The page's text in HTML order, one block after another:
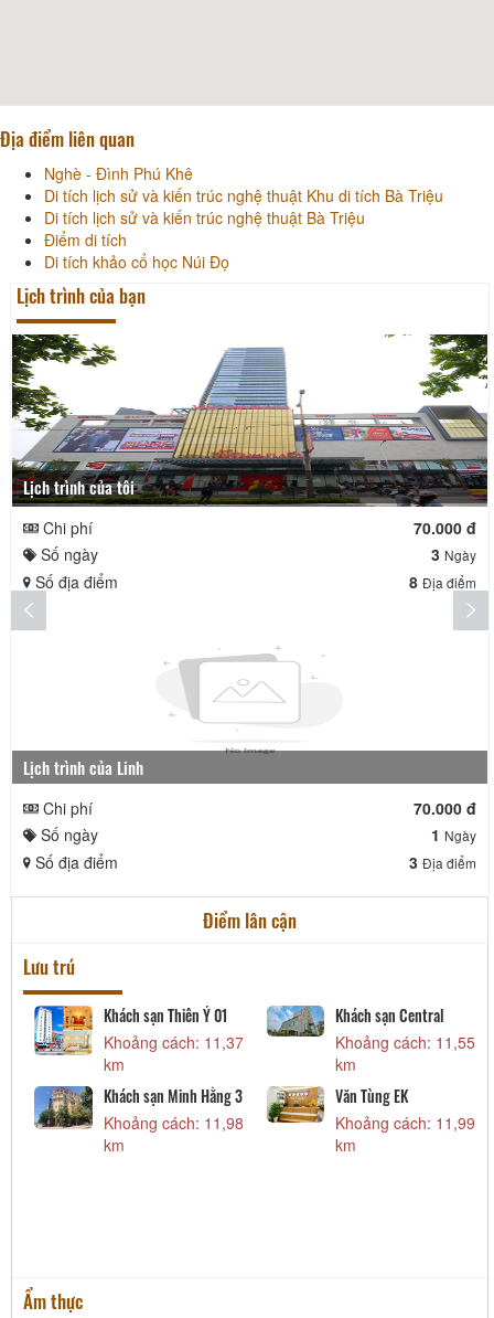
Địa điểm liên quan
Nghè - Đình Phú Khê
Di tích lịch sử và kiến trúc nghệ thuật Khu di tích Bà Triệu
Di tích lịch sử và kiến trúc nghệ thuật Bà Triệu
Điểm di tích
Di tích khảo cổ học Núi Đọ
Lịch trình của bạn
Lịch trình của tôi
Chi phí
70.000 đ
Số ngày
3 Ngày
Số địa điểm 8 Địa điểm
Lịch trình của Linh
Chi phí
70.000 đ
Số ngày
1 Ngày
Số địa điểm 3 Địa điểm
Điểm lân cận
Lưu trú
Khách sạn Thiên Ý 01
Khoảng cách: 11,37
km
Khách sạn Central
Khoảng cách: 11,55
km
Khách sạn Minh Hằng 3
Khoảng cách: 11,98
km
Văn Tùng EK
Khoảng cách: 11,99
km
Ẩm thực